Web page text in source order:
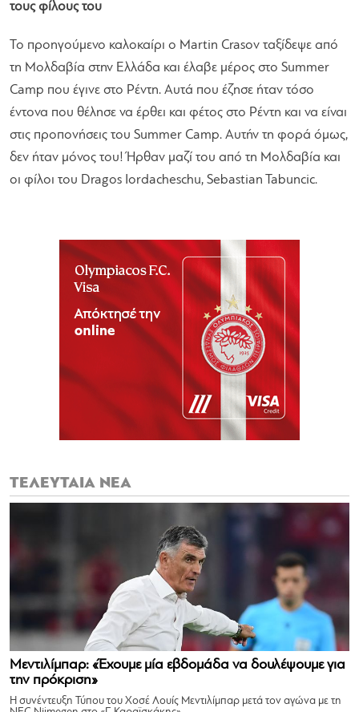
τους φίλους του
Το προηγούμενο καλοκαίρι ο Martin Crasov ταξίδεψε από
τη Μολδαβία στην Ελλάδα και έλαβε μέρος στο Summer
Camp που έγινε στο Ρέντη. Αυτά που έζησε ήταν τόσο
έντονα που θέλησε να έρθει και φέτος στο Ρέντη και να είναι
στις προπονήσεις του Summer Camp. Αυτήν τη φορά όμως,
δεν ήταν μόνος του! Ήρθαν μαζί του από τη Μολδαβία και
οι φίλοι του Dragos Iordacheschu, Sebastian Tabuncic.
ΤΕΛΕΥΤΑΙΑ ΝΕΑ
Μεντιλίμπαρ: «Έχουμε μία εβδομάδα να δουλέψουμε για
την πρόκριση»
Η συνέντευξη Τύπου του Χοσέ Λουίς Μεντιλίμπαρ μετά τον αγώνα με τη